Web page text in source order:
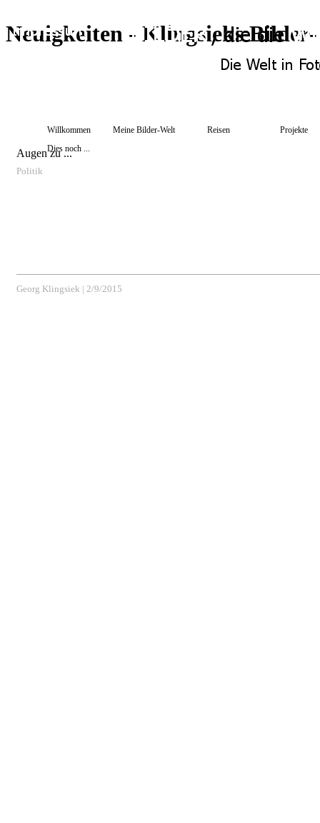
Neuigkeiten - Klingsieks
Willkommen Meine Bilder-Welt Reisen
Projekte
Dies noch ...
Augen zu ...
Politik
Georg Klingsiek | 2/9/2015